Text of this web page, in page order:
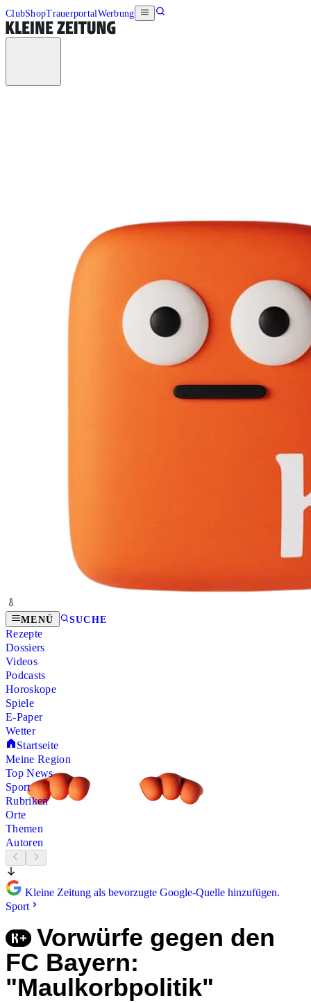
ClubShopTrauerportalWerbung
MENÜ SUCHE
Rezepte
Dossiers
Videos
Podcasts
Horoskope
Spiele
E-Paper
Wetter
Startseite
Meine Region
Top News
Sport
Rubriken
Orte
Themen
Autoren
Kleine Zeitung als bevorzugte Google-Quelle hinzufügen.
Sport
Vorwürfe gegen den
FC Bayern:
"Maulkorbpolitik"